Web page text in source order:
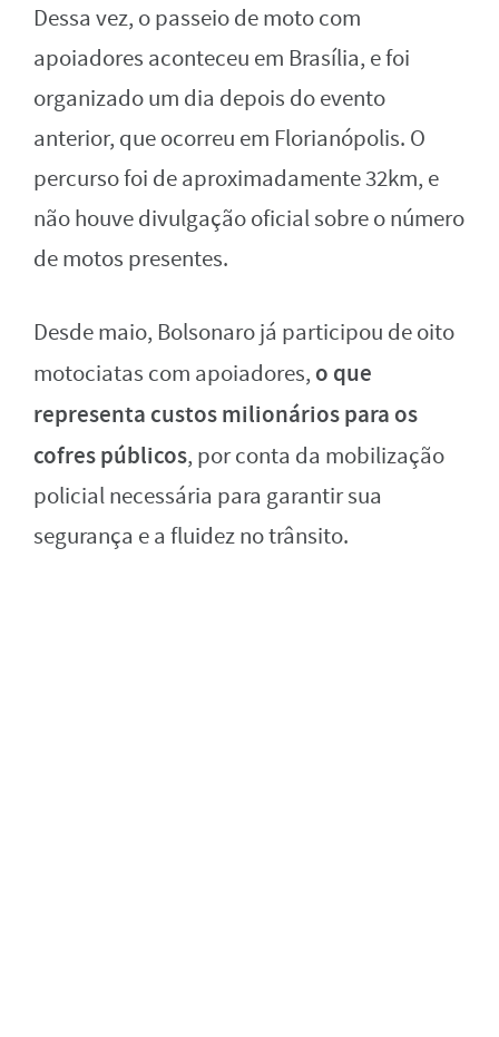
Dessa vez, o passeio de moto com
apoiadores aconteceu em Brasília, e foi
organizado um dia depois do evento
anterior, que ocorreu em Florianópolis. O
percurso foi de aproximadamente 32km, e
não houve divulgação oficial sobre o número
de motos presentes.
Desde maio, Bolsonaro já participou de oito
motociatas com apoiadores, o que
representa custos milionários para os
cofres públicos, por conta da mobilização
policial necessária para garantir sua
segurança e a fluidez no trânsito.